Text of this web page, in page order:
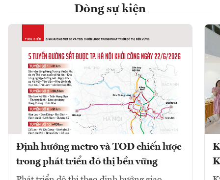
Dòng sự kiện
Định hướng metro và TOD chiến lược
trong phát triển đô thị bền vững